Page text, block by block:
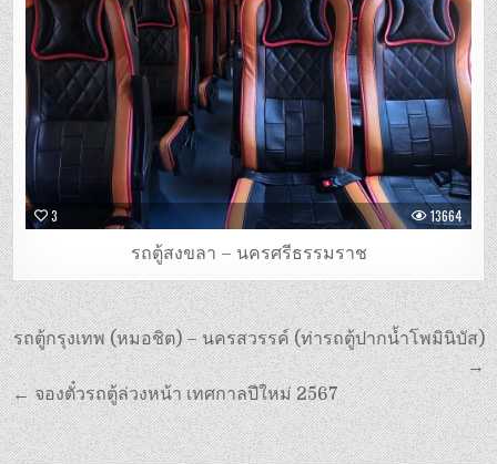
3 13664
รถตู้สงขลา – นครศรีธรรมราช
แนะแนว
เรื่อง
รถตู้กรุงเทพ (หมอชิต) – นครสวรรค์ (ท่ารถตู้ปากน้ำโพมินิบัส)
→
← จองตั๋วรถตู้ล่วงหน้า เทศกาลปีใหม่ 2567